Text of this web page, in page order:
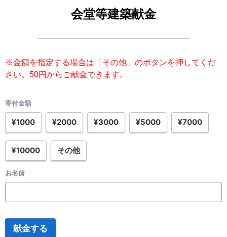
会堂等建築献金
※金額を指定する場合は「その他」のボタンを押してくだ
さい。50円からご献金できます。
寄付金額
¥1000 ¥2000 ¥3000 ¥5000 ¥7000
¥10000 その他
お名前
献金する